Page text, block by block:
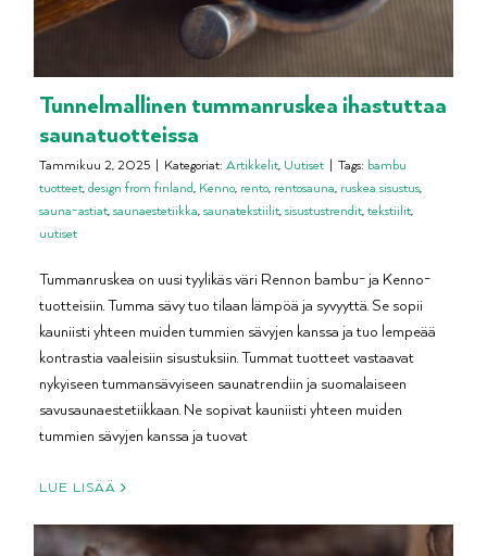
Tunnelmallinen tummanruskea ihastuttaa
saunatuotteissa
Tammikuu 2, 2025 | Kategoriat: Artikkelit, Uutiset | Tags: bambu
tuotteet,design from finland, Kenno, rento, rentosauna, ruskea sisustus,
sauna-astiat,saunaestetiikka,saunatekstiilit,sisustustrendit,tekstiilit,
uutiset
Tummanruskea on uusi tyylikäs väri Rennon bambu- ja Kenno-
tuotteisiin. Tumma sävy tuo tilaan lämpöä ja syvyyttä. Se sopii
kauniisti yhteen muiden tummien sävyjen kanssa ja tuo lempeää
kontrastia vaaleisiin sisustuksiin. Tummat tuotteet vastaavat
nykyiseen tummansävyiseen saunatrendiin ja suomalaiseen
savusaunaestetiikkaan. Ne sopivat kauniisti yhteen muiden
tummien sävyjen kanssa ja tuovat
LUE LISÄÄ